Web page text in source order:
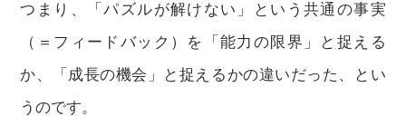
つまり、「パズルが解けない」という共通の事実
（＝フィードバック）を「能力の限界」と捉える
か、「成長の機会」と捉えるかの違いだった、とい
うのです。